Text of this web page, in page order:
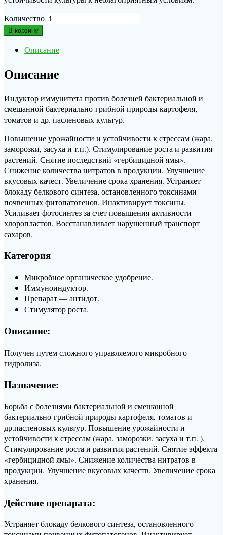
Количество
В корзину
Описание
Описание
Индуктор иммунитета против болезней бактериальной и
смешанной бактериально-грибной природы картофеля,
томатов и др. пасленовых культур.
Повышение урожайности и устойчивости к стрессам (жара,
заморозки, засуха и т.п.). Стимулирование роста и развития
растений. Снятие последствий «гербицидной ямы».
Снижение количества нитратов в продукции. Улучшение
вкусовых качест. Увеличение срока хранения. Устраняет
блокаду белкового синтеза, остановленного токсинами
почвенных фитопатогенов. Инактивирует токсины.
Усиливает фотосинтез за счет повышения активности
хлоропластов. Восстанавливает нарушенный транспорт
сахаров.
Категория
Микробное органическое удобрение.
Иммуноиндуктор.
Препарат — антидот.
Стимулятор роста.
Описание:
Получен путем сложного управляемого микробного
гидролиза.
Назначение:
Борьба с болезнями бактериальной и смешанной
бактериально-грибной природы картофеля, томатов и
др.пасленовых культур. Повышение урожайности и
устойчивости к стрессам (жара, заморозки, засуха и т.п. ).
Стимулирование роста и развития растений. Снятие эффекта
«гербицидной ямы». Снижение количества нитратов в
продукции. Улучшение вкусовых качеств. Увеличение срока
хранения.
Действие препарата:
Устраняет блокаду белкового синтеза, остановленного